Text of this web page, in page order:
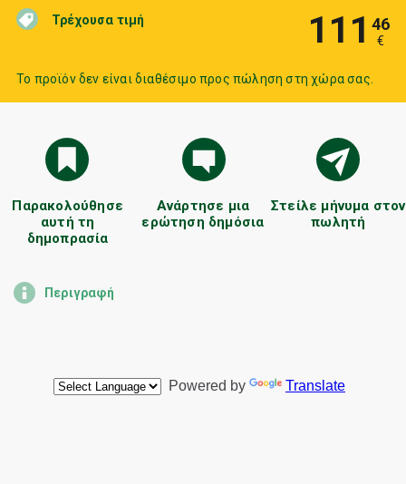
Τρέχουσα τιμή 111 46
€
Το προϊόν δεν είναι διαθέσιμο προς πώληση στη χώρα σας.
Παρακολούθησε
αυτή τη
δημοπρασία
Ανάρτησε μια
ερώτηση δημόσια
Στείλε μήνυμα στον
πωλητή
Περιγραφή